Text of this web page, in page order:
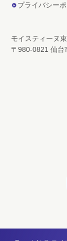
プライバシー
モイスティーヌ
〒980-0821 仙台